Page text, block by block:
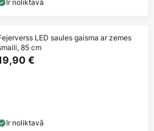
LED saules gaisma ar zemes
85 cm
€
Ir noliktavā